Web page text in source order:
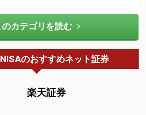
のカテゴリを読む
のおすすめネット証券
楽天証券